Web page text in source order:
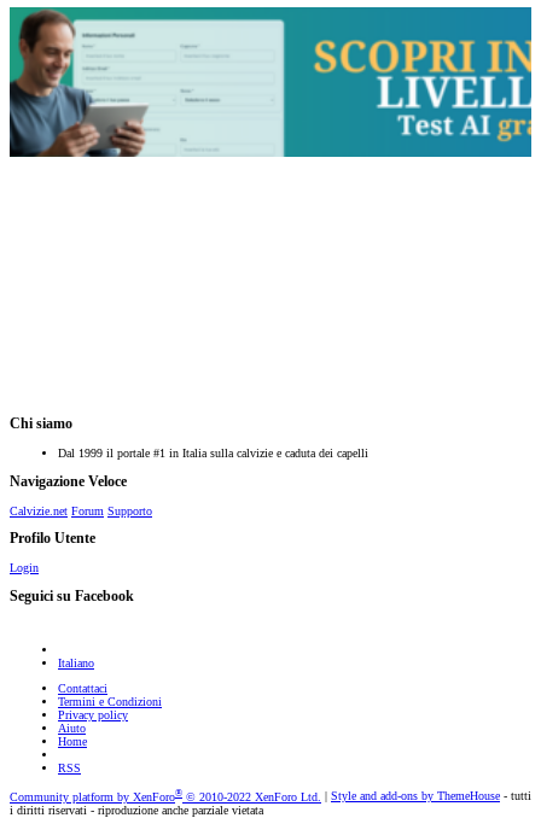
Chi siamo
Dal 1999 il portale #1 in Italia sulla calvizie e caduta dei capelli
Navigazione Veloce
Calvizie.net Forum Supporto
Profilo Utente
Login
Seguici su Facebook
Italiano
Contattaci
Termini e Condizioni
Privacy policy
Aiuto
Home
RSS
Community platform by XenForo® © 2010-2022 XenForo Ltd. Style and add-ons by ThemeHouse - tutti
i diritti riservati - riproduzione anche parziale vietata